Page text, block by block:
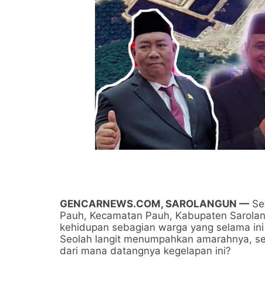
GENCARNEWS.COM, SAROLANGUN —
Pauh, Kecamatan Pauh, Kabupaten
kehidupan sebagian warga yang selama
Seolah langit menumpahkan amarahnya,
dari mana datangnya kegelapan ini?